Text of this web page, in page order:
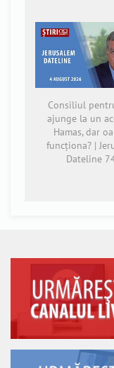
Consiliul
ajunge la un
Hamas, dar
funcționa? |
Dateline